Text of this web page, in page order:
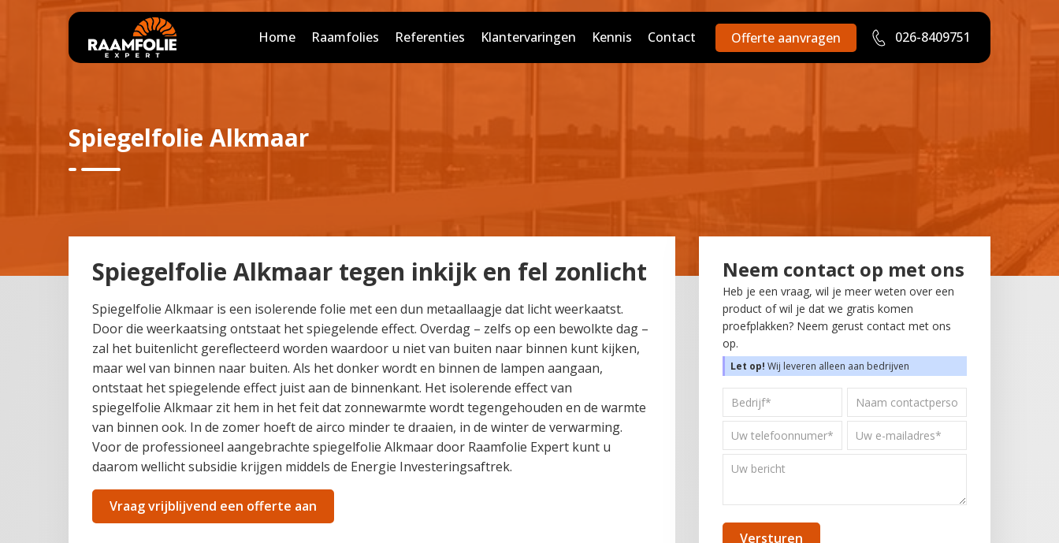
Home Raamfolies Referenties Klantervaringen Kennis Contact Offerte aanvragen 026-8409751
Spiegelfolie Alkmaar
Spiegelfolie Alkmaar tegen inkijk en fel zonlicht
Spiegelfolie Alkmaar is een isolerende folie met een dun metaallaagje dat licht weerkaatst.
Door die weerkaatsing ontstaat het spiegelende effect. Overdag – zelfs op een bewolkte dag –
zal het buitenlicht gereflecteerd worden waardoor u niet van buiten naar binnen kunt kijken,
maar wel van binnen naar buiten. Als het donker wordt en binnen de lampen aangaan,
ontstaat het spiegelende effect juist aan de binnenkant. Het isolerende effect van
spiegelfolie Alkmaar zit hem in het feit dat zonnewarmte wordt tegengehouden en de warmte
van binnen ook. In de zomer hoeft de airco minder te draaien, in de winter de verwarming.
Voor de professioneel aangebrachte spiegelfolie Alkmaar door Raamfolie Expert kunt u
daarom wellicht subsidie krijgen middels de Energie Investeringsaftrek.
Vraag vrijblijvend een offerte aan
Neem contact op met ons
Heb je een vraag, wil je meer weten over een
product of wil je dat we gratis komen
proefplakken? Neem gerust contact met ons
op.
Let op! Wij leveren alleen aan bedrijven
Bedrijf*
*
Naam
contactpersoon*
Uw
telefoonnummer
Uw
e-
Uw